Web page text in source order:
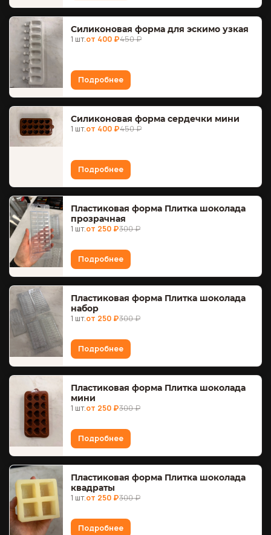
Силиконовая форма для эскимо узкая
1 шт.от 400 ₽450 ₽
Подробнее
Силиконовая форма сердечки мини
1 шт.от 400 ₽450 ₽
Подробнее
Пластиковая форма Плитка шоколада
прозрачная
1 шт.от 250 ₽300 ₽
Подробнее
Пластиковая форма Плитка шоколада
набор
1 шт.от 250 ₽300 ₽
Подробнее
Пластиковая форма Плитка шоколада
мини
1 шт.от 250 ₽300 ₽
Подробнее
Пластиковая форма Плитка шоколада
квадраты
1 шт.от 250 ₽300 ₽
Подробнее